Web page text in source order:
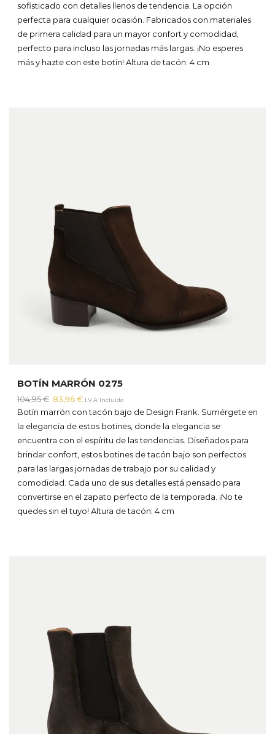
109,95 €.87,96 €.
sofisticado con detalles llenos de tendencia. La opción
perfecta para cualquier ocasión. Fabricados con materiales
de primera calidad para un mayor confort y comodidad,
perfecto para incluso las jornadas más largas. ¡No esperes
más y hazte con este botín! Altura de tacón: 4 cm
BOTÍN MARRÓN 0275
104,95€ El
precio
original
104,95 €.
83,96€El
precio
actual
83,96 €.
I.V.A Incluido
Botín marrón con tacón bajo de Design Frank. Sumérgete en
la elegancia de estos botines, donde la elegancia se
encuentra con el espíritu de las tendencias. Diseñados para
brindar confort, estos botines de tacón bajo son perfectos
para las largas jornadas de trabajo por su calidad y
comodidad. Cada uno de sus detalles está pensado para
convertirse en el zapato perfecto de la temporada. ¡No te
quedes sin el tuyo! Altura de tacón: 4 cm